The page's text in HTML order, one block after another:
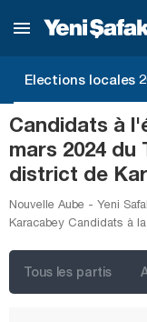
Elections locales
Candidats à
mars 2024 du
district de
Nouvelle Aube - Yeni
Karacabey Candidats à
Tous les partis
Balıkesir
Batman
Bayburt
Bilecik
Bingöl
Bitlis
Burdur